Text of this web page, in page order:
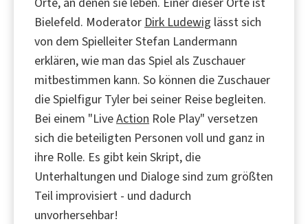
Bielefeld. Moderator Dirk Ludewig lässt sich
von dem Spielleiter Stefan Landermann
erklären, wie man das Spiel als Zuschauer
mitbestimmen kann. So können die Zuschauer
die Spielfigur Tyler bei seiner Reise begleiten.
Bei einem "LiveAction Role Play" versetzen
sich die beteiligten Personen voll und ganz in
ihre Rolle. Es gibt kein Skript, die
Unterhaltungen und Dialoge sind zum größten
Teil improvisiert - und dadurch
unvorhersehbar!